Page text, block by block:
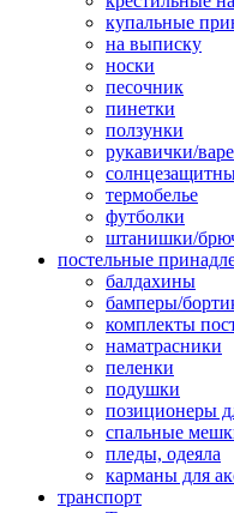
купальные
на выписку
носки
песочник
пинетки
ползунки
рукавички/
термобелье
футболки
штанишки/
постельные
балдахины
бамперы/
комплекты
наматрасники
пеленки
подушки
позиционеры
спальные
пледы, одеяла
карманы для
транспорт